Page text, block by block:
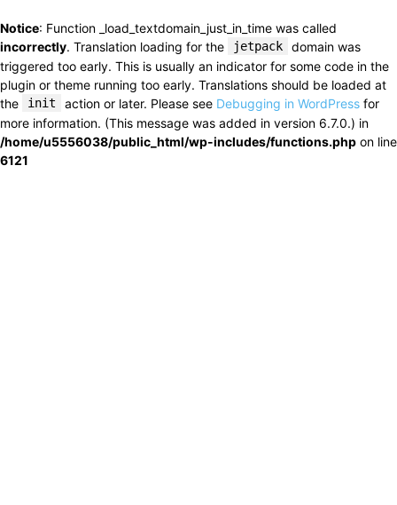
Notice: Function _load_textdomain_just_in_time was called
incorrectly. Translation loading for the jetpack
domain was
triggered too early. This is usually an indicator for some code in the
plugin or theme running too early. Translations should be loaded at
the
init action or later. Please see Debugging in WordPress for
more information. (This message was added in version 6.7.0.) in
/home/u5556038/public_html/wp-includes/functions.php on line
6121